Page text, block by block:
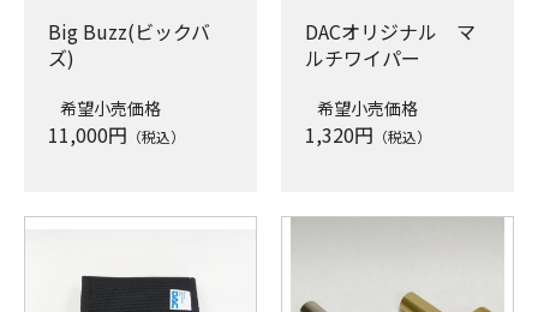
Big Buzz(ビックバ
ズ)
希望小売価格
11,000円 （税込）
DACオリジナル マ
ルチワイパー
希望小売価格
1,320円 （税込）